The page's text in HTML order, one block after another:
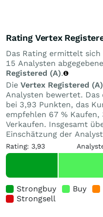
Rating Vertex
Das Rating ermittelt
15 Analysten
Registered (A).
Die Vertex Registered
Analysten bewertet.
bei 3,93 Punkten, das
empfehlen 67 %
Verkaufen. Insgesamt
Einschätzung der
Rating: 3,93
Strongbuy Buy
Strongsell